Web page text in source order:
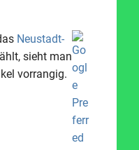
Neustadt-
sieht man
vorrangig.